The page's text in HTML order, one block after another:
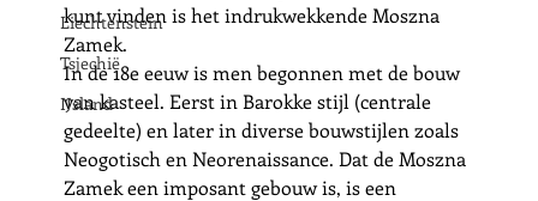
Liechtenstein
Tsjechië
IJsland
kunt vinden is het indrukwekkende Moszna
Zamek.
In de 18e eeuw is men begonnen met de bouw
van kasteel. Eerst in Barokke stijl (centrale
gedeelte) en later in diverse bouwstijlen zoals
Neogotisch en Neorenaissance. Dat de Moszna
Zamek een imposant gebouw is, is een